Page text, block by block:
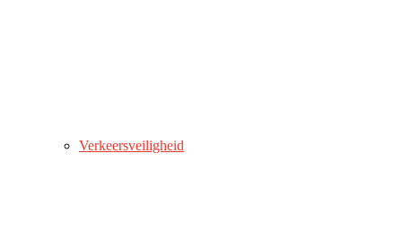
Verkeersveiligheid